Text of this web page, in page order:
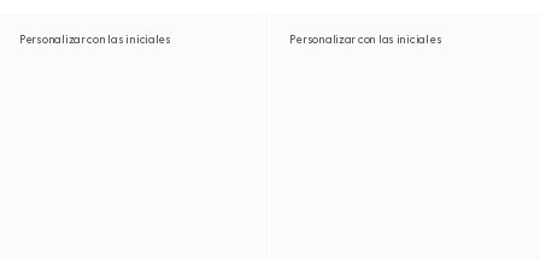
Personalizar con las iniciales Personalizar con las iniciales